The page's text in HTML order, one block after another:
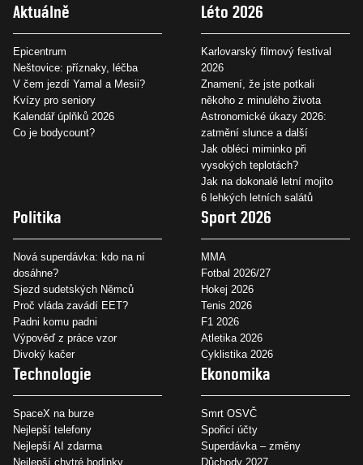
Aktuálně
Epicentrum
Neštovice: příznaky, léčba
V čem jezdí Yamal a Mesii?
Kvízy pro seniory
Kalendář úplňků 2026
Co je bodycount?
Léto 2026
Karlovarský filmový festival
2026
Znamení, že jste potkali
někoho z minulého života
Astronomické úkazy 2026:
zatmění slunce a další
Jak obléci miminko při
vysokých teplotách?
Jak na dokonalé letní mojito
6 lehkých letních salátů
Politika
Nová superdávka: kdo na ní
dosáhne?
Sjezd sudetských Němců
Proč vláda zavádí EET?
Padni komu padni
Výpověď z práce vzor
Divoký kačer
Sport 2026
MMA
Fotbal 2026/27
Hokej 2026
Tenis 2026
F1 2026
Atletika 2026
Cyklistika 2026
Technologie
SpaceX na burze
Nejlepší telefony
Nejlepší AI zdarma
Nejlepší chytré hodinky
Ekonomika
Smrt OSVČ
Spořicí účty
Superdávka – změny
Důchody 2027